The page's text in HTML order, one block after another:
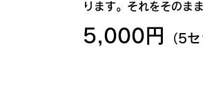
ります。それをそのま
5,000円 （5